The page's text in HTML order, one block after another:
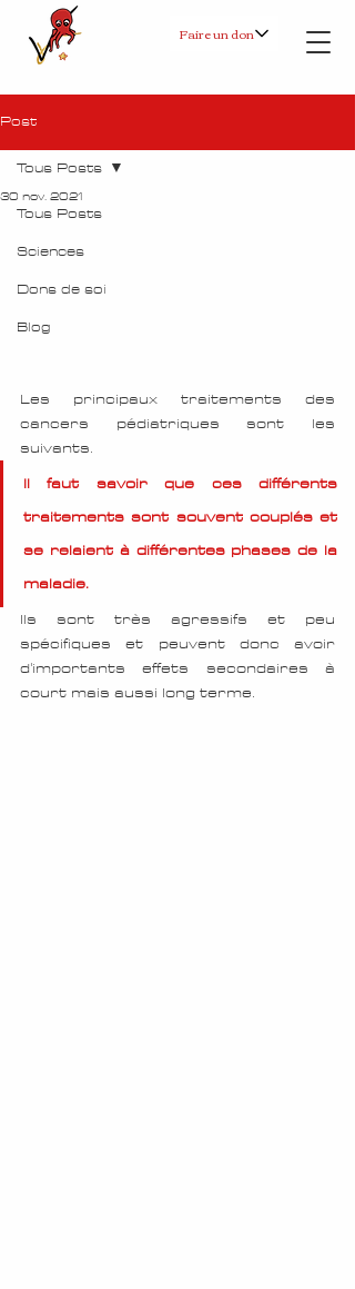
Faire un don
Post
Tous Posts
Sciences
Dons de soi
Blog
Tous Posts
30 nov. 2021
Les principaux traitements des
cancers pédiatriques sont les
suivants.
Il faut savoir que ces différents
traitements sont souvent couplés et
se relaient à différentes phases de la
maladie.
Ils sont très agressifs et peu
spécifiques et peuvent donc avoir
d'importants effets secondaires à
court mais aussi long terme.